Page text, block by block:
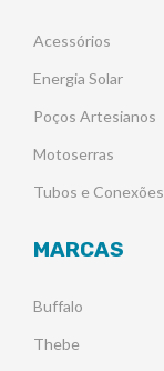
Acessórios
Energia Solar
Poços Artesianos
Motoserras
Tubos e Conexões
MARCAS
Buffalo
Thebe